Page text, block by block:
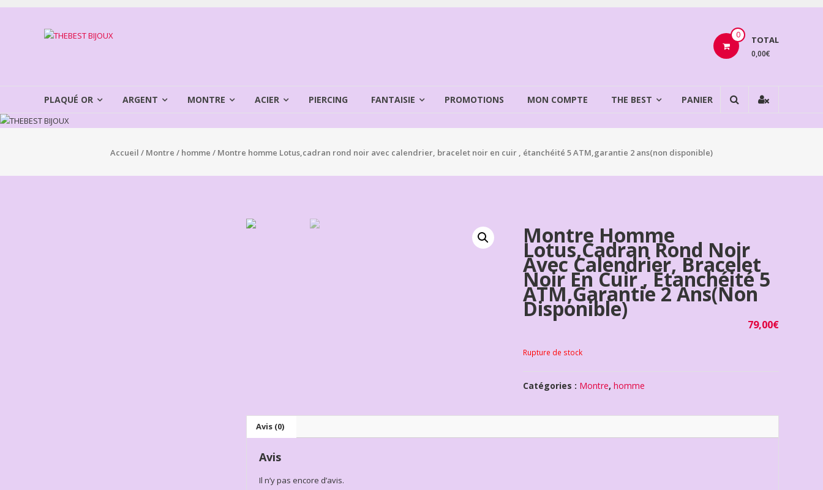
Aller
THEBEST
BIJOUX
0 TOTAL
0,00€
PLAQUÉ OR ARGENT MONTRE ACIER PIERCING FANTAISIE PROMOTIONS MON COMPTE THE BEST PANIER
Accueil / Montre / homme / Montre homme Lotus,cadran rond noir avec calendrier, bracelet noir en cuir , étanchéité 5 ATM,garantie 2 ans(non disponible)
Montre Homme
Lotus,cadran Rond Noir
Avec Calendrier, Bracelet
Noir En Cuir , Étanchéité 5
ATM,garantie 2 Ans(non
Disponible)
79,00€
Rupture de stock
Catégories : Montre,homme
Avis (0)
Avis
Il n’y pas encore d’avis.